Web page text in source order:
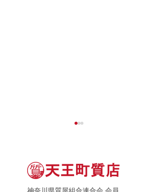
神奈川県質屋組合連合会 会員